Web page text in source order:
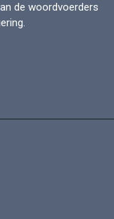
de woordvoerders